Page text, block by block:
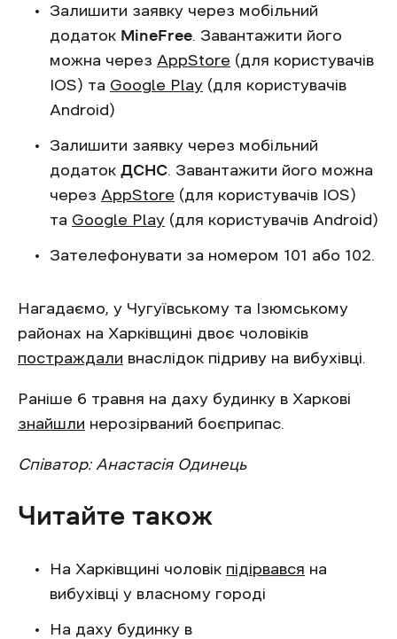
Залишити заявку через мобільний
додаток MineFree. Завантажити його
можна через AppStore (для користувачів
IOS) та Google Play (для користувачів
Android)
Залишити заявку через мобільний
додаток ДСНС. Завантажити його можна
через AppStore (для користувачів IOS)
та Google Play (для користувачів Android)
Зателефонувати за номером 101 або 102.
Нагадаємо, у Чугуївському та Ізюмському
районах на Харківщині двоє чоловіків
постраждали внаслідок підриву на вибухівці.
Раніше 6 травня на даху будинку в Харкові
знайшли нерозірваний боєприпас.
Співатор: Анастасія Одинець
Читайте також
На Харківщині чоловік підірвався на
вибухівці у власному городі
На даху будинку в